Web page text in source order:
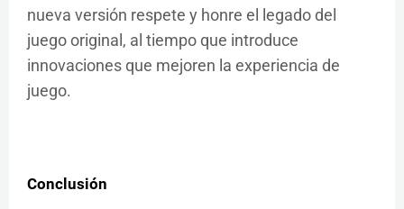
nueva versión respete y honre el legado del
juego original, al tiempo que introduce
innovaciones que mejoren la experiencia de
juego.
Conclusión